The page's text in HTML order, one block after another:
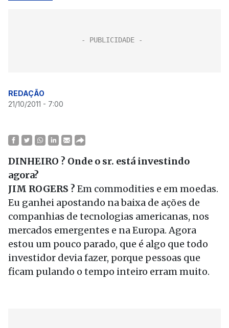
REDAÇÃO
21/10/2011 - 7:00
DINHEIRO ? Onde o sr. está investindo
agora?
JIM ROGERS ? Em commodities e em moedas.
Eu ganhei apostando na baixa de ações de
companhias de tecnologias americanas, nos
mercados emergentes e na Europa. Agora
estou um pouco parado, que é algo que todo
investidor devia fazer, porque pessoas que
ficam pulando o tempo inteiro erram muito.